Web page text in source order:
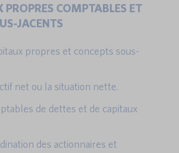
PROPRES COMPTABLES ET
JACENTS
propres et concepts sous-
net ou la situation nette.
de dettes et de capitaux
des actionnaires et